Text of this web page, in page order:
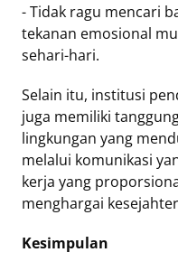
- Tidak ragu mencari
tekanan emosional
sehari-hari.
Selain itu, institusi
juga memiliki
lingkungan yang
melalui komunikasi
kerja yang
menghargai
Kesimpulan